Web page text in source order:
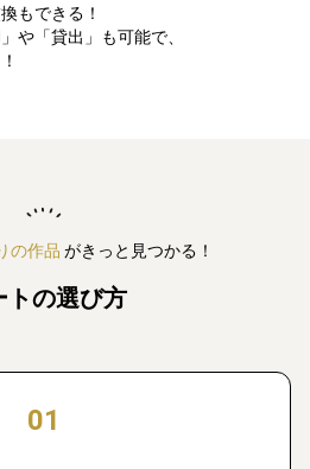
や「貸出」も可能で、
もできる！
の作品 がきっと見つかる！
トの選び方
01